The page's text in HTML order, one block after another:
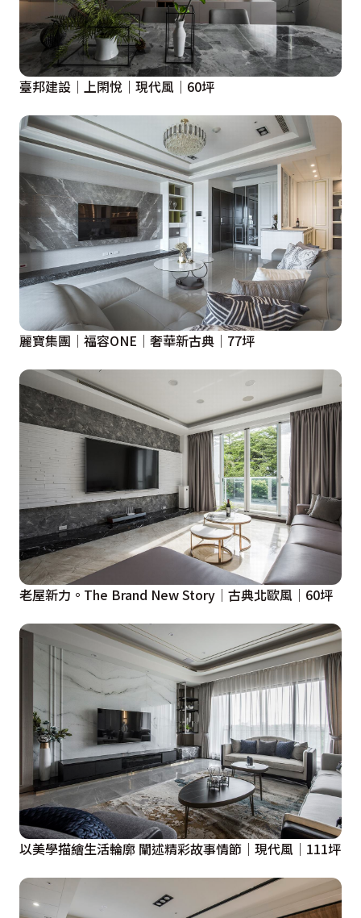
臺邦建設｜上閑悅｜現代風｜60坪
麗寶集團│福容ONE│奢華新古典│77坪
老屋新力。The Brand New Story│古典北歐風│60坪
以美學描繪生活輪廓 闡述精彩故事情節｜現代風｜111坪